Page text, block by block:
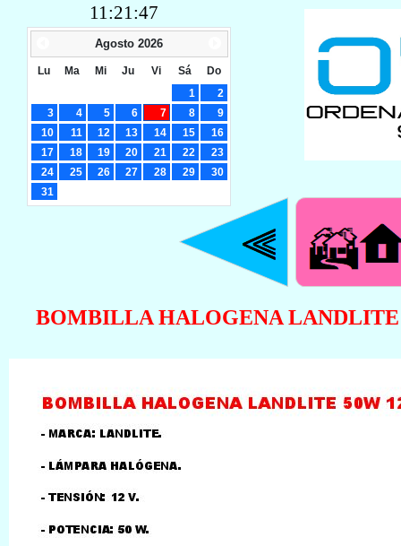
BOMBILLA HALOGENA LANDLITE
11:21:48
Agosto 2026
Lu Ma Mi Ju Vi Sá
Do
1
2
3
4 5 6 7 8
9
10
11 12 13 14 15
16
17
18 19 20 21 22
23
24
25 26 27 28 29
30
31